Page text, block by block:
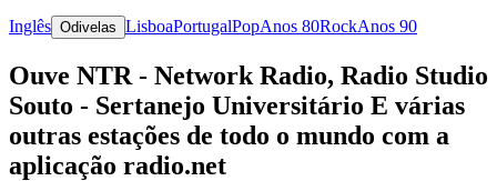
Inglês Odivelas LisboaPortugalPopAnos 80RockAnos 90
Ouve NTR - Network Radio, Radio Studio
Souto - Sertanejo Universitário E várias
outras estações de todo o mundo com a
aplicação radio.net